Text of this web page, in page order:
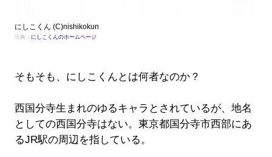
にしこくん (C)nishikokun
出典： にしこくんのホームページ
そもそも、にしこくんとは何者なのか？
西国分寺生まれのゆるキャラとされているが、地名
としての西国分寺はない。東京都国分寺市西部にあ
るJR駅の周辺を指している。